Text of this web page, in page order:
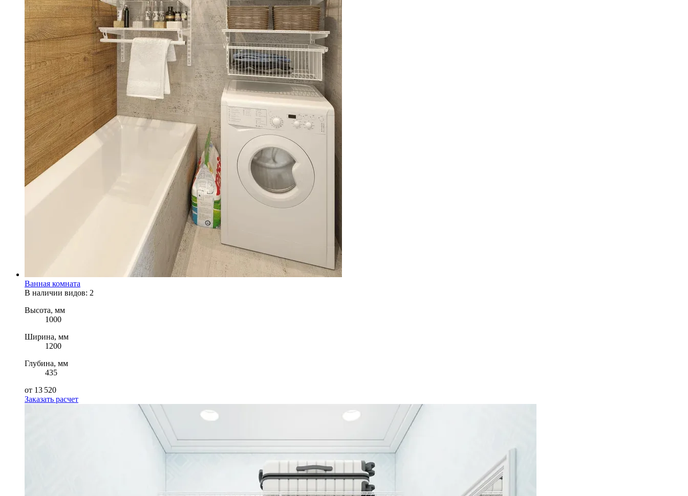
Ванная комната
В наличии видов: 2
Высота, мм
1000
Ширина, мм
1200
Глубина, мм
435
от 13 520
Заказать расчет